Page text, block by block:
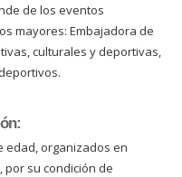
de los eventos
mayores: Embajadora de
culturales y deportivas,
edad, organizados en
su condición de